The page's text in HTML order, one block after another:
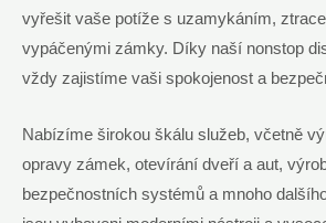
vyřešit vaše potíže s uzamykáním,
vypáčenými zámky. Díky naší nonstop
vždy ⁢zajistíme vaši spokojenost​ a⁤
Nabízíme širokou škálu služeb, včetně
opravy ​zámek, otevírání dveří a aut,​
⁢bezpečnostních systémů a mnoho